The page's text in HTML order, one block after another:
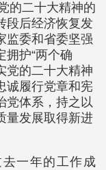
的二十大精神的
段后经济恢复发
监委和省委坚强
拥护“两个确
党的二十大精神
诚履行党章和宪
党体系，持之以
量发展取得新进
一年的工作成